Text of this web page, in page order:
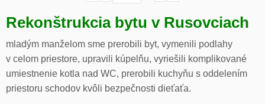
Rekonštrukcia bytu v Rusovciach
mladým manželom sme prerobili byt, vymenili podlahy
v celom priestore, upravili kúpelňu, vyriešili komplikované
umiestnenie kotla nad WC, prerobili kuchyňu s oddelením
priestoru schodov kvôli bezpečnosti dieťaťa.